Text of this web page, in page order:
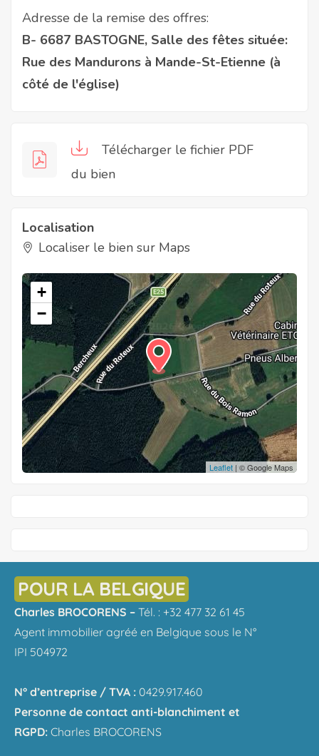
Adresse de la remise des offres:
B- 6687 BASTOGNE, Salle des fêtes située:
Rue des Mandurons à Mande-St-Etienne (à
côté de l'église)
Télécharger le fichier PDF
du bien
Localisation
Localiser le bien sur Maps
+
−
Leaflet | © Google Maps
POUR LA BELGIQUE
Charles BROCORENS – Tél. : +32 477 32 61 45
Agent immobilier agréé en Belgique sous le N°
IPI 504972
N° d’entreprise / TVA : 0429.917.460
Personne de contact anti-blanchiment et
RGPD: Charles BROCORENS